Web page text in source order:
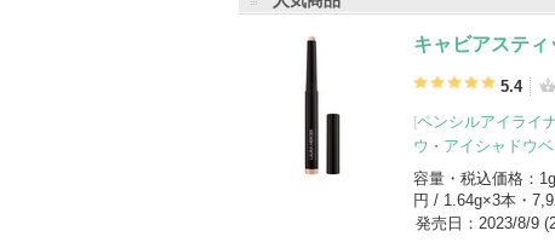
598,933
ローラ メルシエの登録商品 (666件)
登録アイテムカテゴリ
メイクアップキット・パレット（148）
パウダーアイシャドウ（45）
口紅（32）
ジェル・クリームアイシャドウ（26）
キャビアスティ
5.4
[ペンシルアイライ
ウ ・ アイシャドウ
容量・税込価格：
円 / 1.64g×3本・
発売日： 2023/8/9